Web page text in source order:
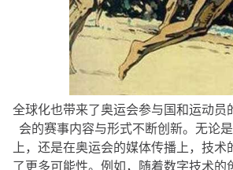
全球化也带来了奥运会参与国和运动员
会的赛事内容与形式不断创新。无论
上，还是在奥运会的媒体传播上，技
了更多可能性。例如，随着数字技术的